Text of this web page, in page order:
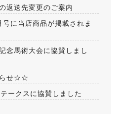
返送先変更のご案内
に当店商品が掲載されま
念馬術大会に協賛しまし
せ☆☆
ークスに協賛しました